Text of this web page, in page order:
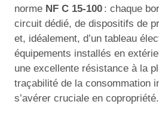
norme NF C 15-100 : chaque
circuit dédié, de dispositifs de
et, idéalement, d’un tableau
équipements installés en
une excellente résistance à la
traçabilité de la consommation
s’avérer cruciale en copropriété.